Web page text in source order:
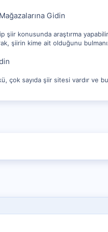
Gidin
şiir konusunda araştırma
şiirin kime ait olduğunu
çok sayıda şiir sitesi vardır ve